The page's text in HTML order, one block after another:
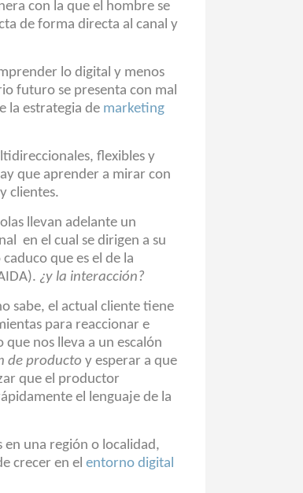
con la que el hombre se
de forma directa al canal y
lo digital y menos
futuro se presenta con mal
la estrategia de marketing
flexibles y
que aprender a mirar con
clientes.
llevan adelante un
en el cual se dirigen a su
que es el de la
¿y la interacción?
sabe, el actual cliente tiene
para reaccionar e
nos lleva a un escalón
de producto y esperar a que
que el productor
el lenguaje de la
en una región o localidad,
crecer en el entorno digital